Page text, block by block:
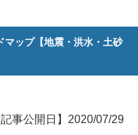
マップ【地震・洪水・土砂
記事公開日】2020/07/29